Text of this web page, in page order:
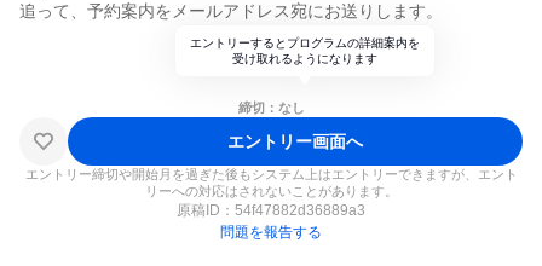
追って、予約案内をメールアドレス宛にお送りします。
エントリーするとプログラムの詳細案内を
受け取れるようになります
締切：なし
エントリー画面へ
エントリー締切や開始月を過ぎた後もシステム上はエントリーできますが、エント
リーへの対応はされないことがあります。
原稿ID： 54f47882d36889a3
問題を報告する